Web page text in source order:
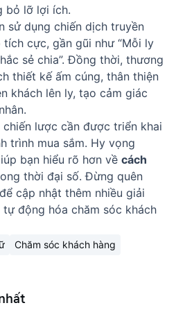
bỏ lỡ lợi ích.
sử dụng chiến dịch truyền
cực, gần gũi như “Mỗi ly
sẻ chia”. Đồng thời, thương
thiết kế ấm cúng, thân thiện
khách lên ly, tạo cảm giác
lược cần được triển khai
trình mua sắm. Hy vọng
bạn hiểu rõ hơn về cách
thời đại số. Đừng quên
để cập nhật thêm nhiều giải
động hóa chăm sóc khách
Chăm sóc khách hàng